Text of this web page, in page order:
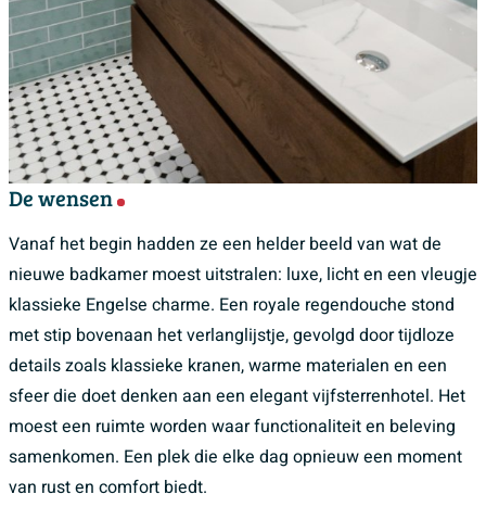
De wensen
Vanaf het begin hadden ze een helder beeld van wat de
nieuwe badkamer moest uitstralen: luxe, licht en een vleugje
klassieke Engelse charme. Een royale regendouche stond
met stip bovenaan het verlanglijstje, gevolgd door tijdloze
details zoals klassieke kranen, warme materialen en een
sfeer die doet denken aan een elegant vijfsterrenhotel. Het
moest een ruimte worden waar functionaliteit en beleving
samenkomen. Een plek die elke dag opnieuw een moment
van rust en comfort biedt.